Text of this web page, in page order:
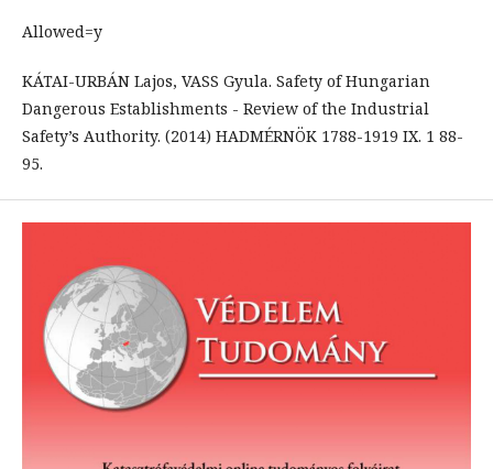
Allowed=y
KÁTAI-URBÁN Lajos, VASS Gyula. Safety of Hungarian
Dangerous Establishments - Review of the Industrial
Safety’s Authority. (2014) HADMÉRNÖK 1788-1919 IX. 1 88-
95.